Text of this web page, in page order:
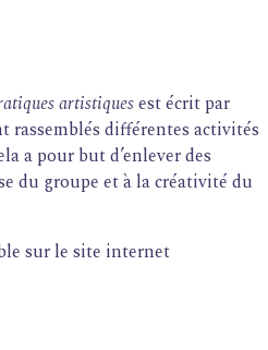
artistiquesest écrit par
différentes activités
a pour but d’enlever des
du groupe et à la créativité du
sur le site internet